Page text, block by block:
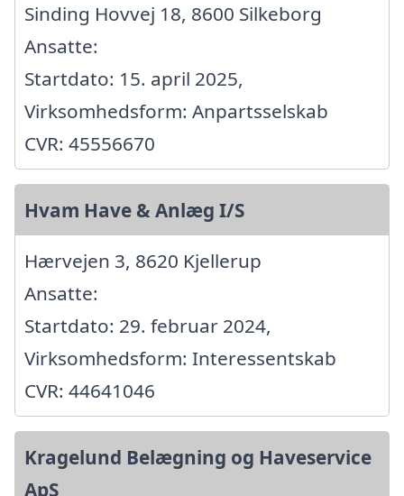
Sinding Hovvej 18, 8600 Silkeborg
Ansatte:
Startdato: 15. april 2025,
Virksomhedsform: Anpartsselskab
CVR: 45556670
Hvam Have & Anlæg I/S
Hærvejen 3, 8620 Kjellerup
Ansatte:
Startdato: 29. februar 2024,
Virksomhedsform: Interessentskab
CVR: 44641046
Kragelund Belægning og Haveservice
ApS